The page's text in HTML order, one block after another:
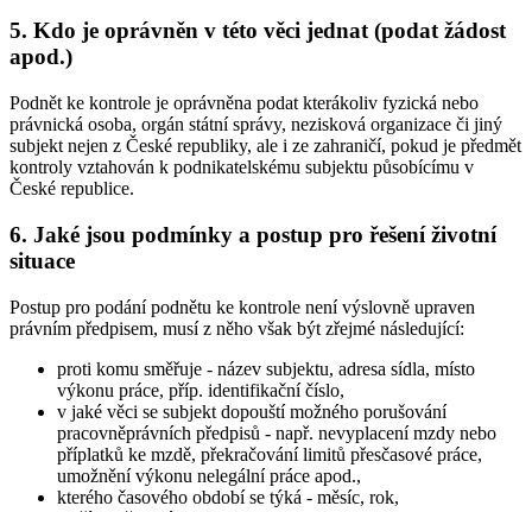
5. Kdo je oprávněn v této věci jednat (podat žádost
apod.)
Podnět ke kontrole je oprávněna podat kterákoliv fyzická nebo
právnická osoba, orgán státní správy, nezisková organizace či jiný
subjekt nejen z České republiky, ale i ze zahraničí, pokud je předmět
kontroly vztahován k podnikatelskému subjektu působícímu v
České republice.
6. Jaké jsou podmínky a postup pro řešení životní
situace
Postup pro podání podnětu ke kontrole není výslovně upraven
právním předpisem, musí z něho však být zřejmé následující:
proti komu směřuje - název subjektu, adresa sídla, místo
výkonu práce, příp. identifikační číslo,
v jaké věci se subjekt dopouští možného porušování
pracovněprávních předpisů - např. nevyplacení mzdy nebo
příplatků ke mzdě, překračování limitů přesčasové práce,
umožnění výkonu nelegální práce apod.,
kterého časového období se týká - měsíc, rok,